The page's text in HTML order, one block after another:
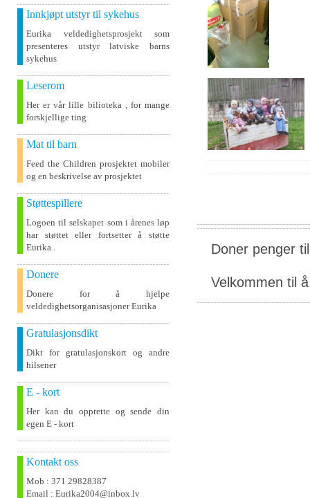
Innkjøpt utstyr til sykehus
Eurika veldedighetsprosjekt som
presenteres utstyr latviske barns
sykehus
Leserom
Her er vår lille bilioteka , for mange
forskjellige ting
Mat til barn
Feed the Children prosjektet mobiler
og en beskrivelse av prosjektet
Støttespillere
Logoen til selskapet som i årenes løp
har støttet eller fortsetter å støtte
Eurika .
Donere
Donere for å hjelpe
veldedighetsorganisasjoner Eurika
Gratulasjonsdikt
Dikt for gratulasjonskort og andre
hilsener
E - kort
Her kan du opprette og sende din
egen E - kort
Kontakt oss
Mob : 371 29828387
Email : Eurika2004@inbox.lv
Doner penger
Velkommen til